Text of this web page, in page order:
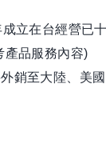
立在台經營已
產品服務內容)
銷至大陸、美